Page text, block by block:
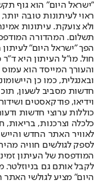
"ישראל היום" הוא גוף
ראוי לעיתונות טובה
ולא צועקת. עיתונות
הפך "ישראל היום"
חול. מו"ל העיתון היא
והעורך המייסד הוא
חדשות מסביב לשעון,
וידיאו, פודקאסטים
כוללות ערוצי חדשות
לאוויר האתר החדש
לספק לגולשים חוויה
המודפסת של העיתון
לקבל אותם גם בניוזלטר.
היום" מציע לגולשי